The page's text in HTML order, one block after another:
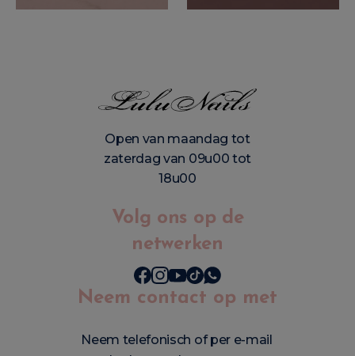
Open van maandag tot
zaterdag van 09u00 tot
18u00
Volg ons op de
netwerken
Neem contact op met
Neem telefonisch of per e-mail